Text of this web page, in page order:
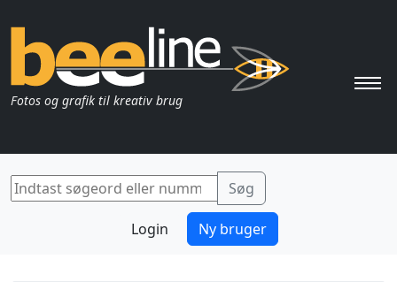
Fotos og grafik til kreativ brug
Login Ny bruger